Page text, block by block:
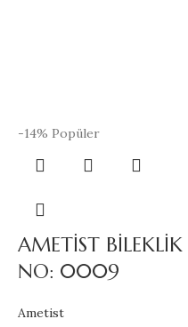
-14% Popüler
AMETİST BİLEKLİK
NO: 0009
Ametist